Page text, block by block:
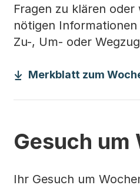
Fragen zu klären
nötigen
Zu-, Um- oder
Merkblatt zum
Gesuch
Ihr Gesuch um